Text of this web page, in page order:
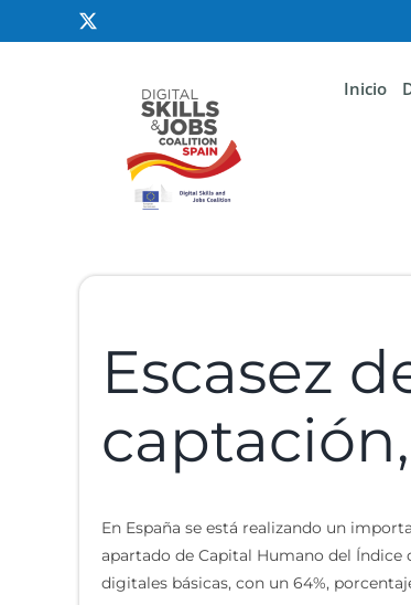
Inicio
Escasez
En España se está realizando un
apartado de Capital Humano del Índice
digitales básicas, con un 64%,